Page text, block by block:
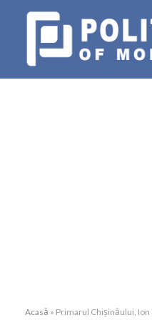
Acasă » Primarul Chișinăului,